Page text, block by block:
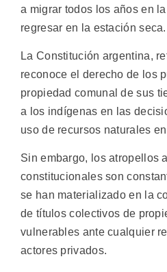
a migrar todos los años en
regresar en la estación seca.
La Constitución argentina,
reconoce el derecho de los
propiedad comunal de sus
a los indígenas en las
uso de recursos naturales
Sin embargo, los atropellos
constitucionales son
se han materializado en la
de títulos colectivos de
vulnerables ante cualquier
actores privados.